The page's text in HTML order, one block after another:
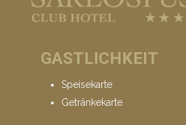
GASTLICHKEIT
Speisekarte
Getränkekarte